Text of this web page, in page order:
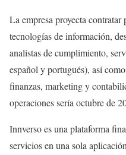
La empresa proyecta
tecnologías de información,
analistas de cumplimiento,
español y portugués), así
finanzas, marketing y
operaciones sería octubre de
Innverso es una plataforma
servicios en una sola